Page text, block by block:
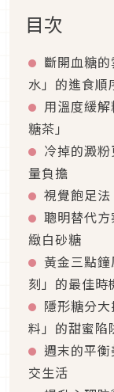
目次
斷開血糖
水」的進食順
用溫度緩
糖茶」
冷掉的澱
量負擔
視覺飽足
聰明替代
緻白砂糖
黃金三點
刻」的最佳時
隱形糖分
料」的甜蜜陷
週末的平
交生活